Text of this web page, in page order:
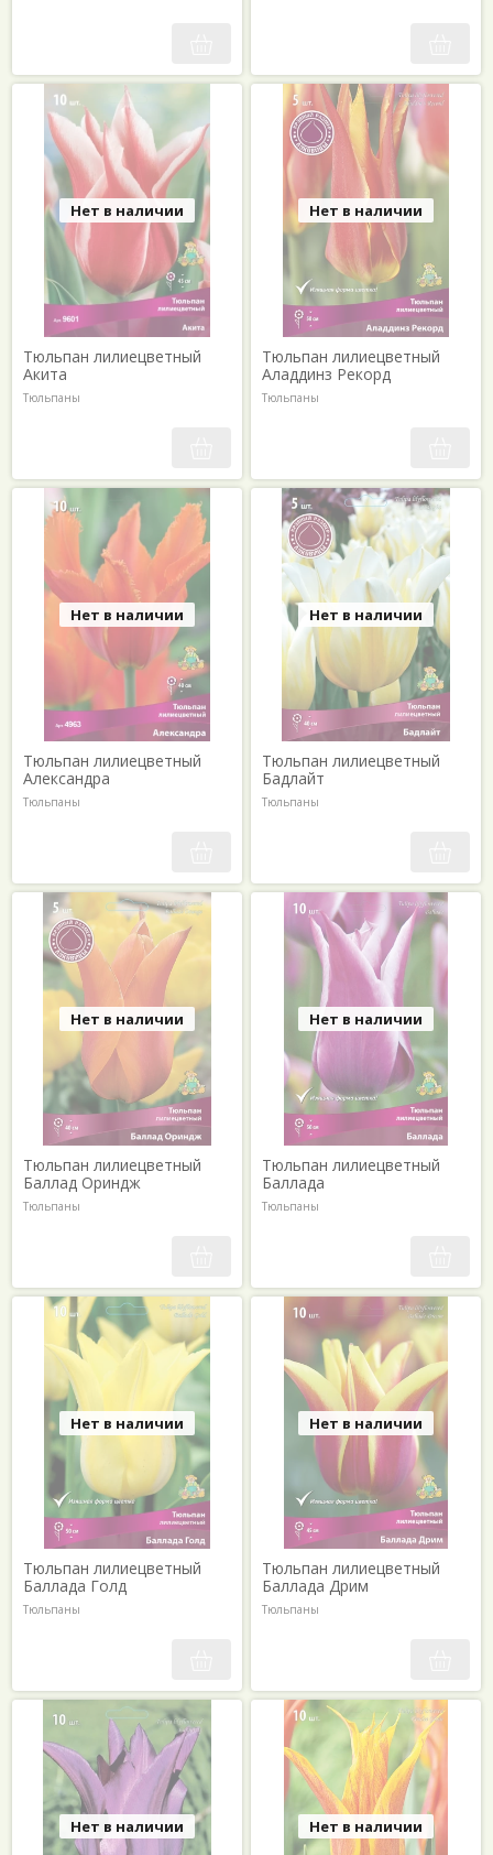
Нет в наличии
Тюльпан лилиецветный
Акита
Тюльпаны
Нет в наличии
Тюльпан лилиецветный
Аладдинз Рекорд
Тюльпаны
Нет в наличии
Тюльпан лилиецветный
Александра
Тюльпаны
Нет в наличии
Тюльпан лилиецветный
Бадлайт
Тюльпаны
Нет в наличии
Тюльпан лилиецветный
Баллад Ориндж
Тюльпаны
Нет в наличии
Тюльпан лилиецветный
Баллада
Тюльпаны
Нет в наличии
Тюльпан лилиецветный
Баллада Голд
Тюльпаны
Нет в наличии
Тюльпан лилиецветный
Баллада Дрим
Тюльпаны
Нет в наличии Нет в наличии